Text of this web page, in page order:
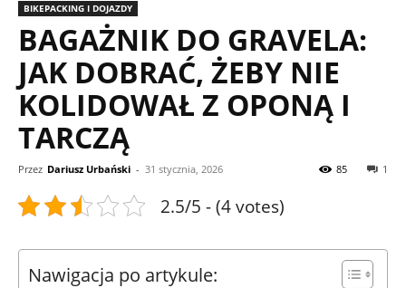
BIKEPACKING I DOJAZDY
BAGAŻNIK DO GRAVELA:
JAK DOBRAĆ, ŻEBY NIE
KOLIDOWAŁ Z OPONĄ I
TARCZĄ
Przez Dariusz Urbański - 31 stycznia, 2026 1
85
2.5/5 - (4 votes)
Nawigacja po artykule: